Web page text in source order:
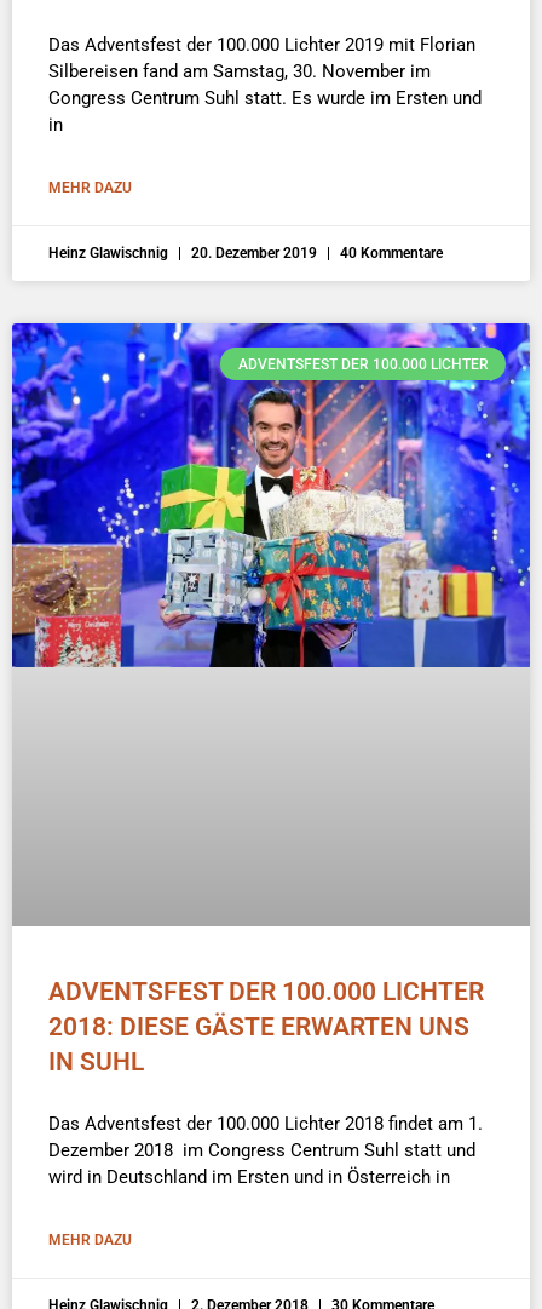
Das Adventsfest der 100.000 Lichter 2019 mit Florian
Silbereisen fand am Samstag, 30. November im
Congress Centrum Suhl statt. Es wurde im Ersten und
in
MEHR DAZU
Heinz Glawischnig 20. Dezember 2019 40 Kommentare
ADVENTSFEST DER 100.000 LICHTER
ADVENTSFEST DER 100.000 LICHTER
2018: DIESE GÄSTE ERWARTEN UNS
IN SUHL
Das Adventsfest der 100.000 Lichter 2018 findet am 1.
Dezember 2018 im Congress Centrum Suhl statt und
wird in Deutschland im Ersten und in Österreich in
MEHR DAZU
Heinz Glawischnig 2. Dezember 2018 30 Kommentare